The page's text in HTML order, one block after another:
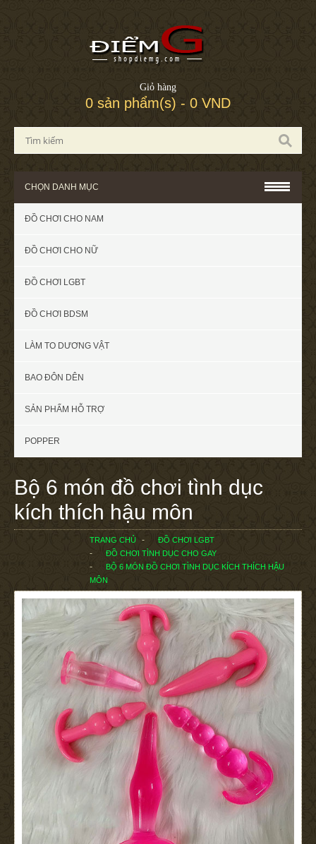
Giỏ hàng
0 sản phẩm(s) - 0 VND
CHỌN DANH MỤC
ĐỒ CHƠI CHO NAM
ĐỒ CHƠI CHO NỮ
ĐỒ CHƠI LGBT
ĐỒ CHƠI BDSM
LÀM TO DƯƠNG VẬT
BAO ĐÔN DÊN
SẢN PHẨM HỖ TRỢ
POPPER
Bộ 6 món đồ chơi tình dục
kích thích hậu môn
TRANG CHỦ
ĐỒ CHƠI LGBT
ĐỒ CHƠI TÌNH DỤC CHO GAY
BỘ 6 MÓN ĐỒ CHƠI TÌNH DỤC KÍCH THÍCH HẬU
MÔN